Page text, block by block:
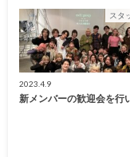
スタ
2023.4.9
新メンバーの歓迎会を行